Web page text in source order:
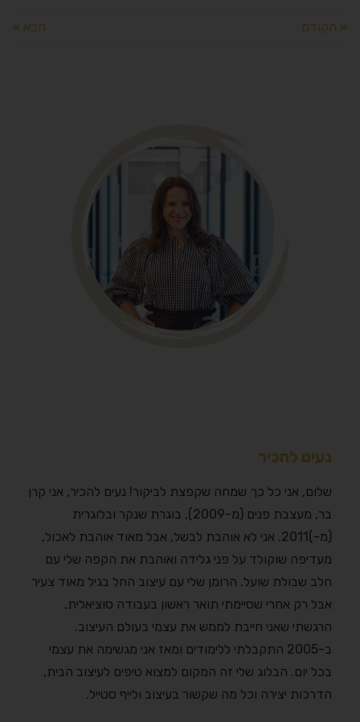
« הקודם הבא »
נעים להכיר
שלום, אני כל כך שמחה שקפצת לביקור! נעים להכיר, אני קרן
בר, מעצבת פנים (מ-2009), בוגרת שנקר ובלוגרית
(מ-)2011. אני לא אוהבת לבשל, אבל מאוד אוהבת לאכול,
מעדיפה שוקולד על פני גלידה ואוהבת את הקפה שלי עם
חלב שבולת שועל. הרומן שלי עם עיצוב החל בגיל מאוד צעיר
אבל רק אחרי שסיימתי תואר ראשון בעבודה סוציאלית,
הרגשתי שאני חייבת לממש את עצמי בעולם העיצוב.
ב-2005 התקבלתי ללימודים ומאז אני מגשימה את עצמי
בכל יום. הבלוג שלי זה המקום למצוא טיפים לעיצוב הבית,
הדרכות יצירה וכל מה שקשור בעיצוב ולייף סטייל.